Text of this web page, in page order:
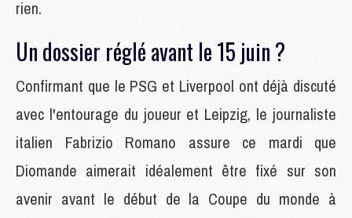
rien.
Un dossier réglé avant le 15 juin ?
Confirmant que le PSG et Liverpool ont déjà discuté
avec l'entourage du joueur et Leipzig, le journaliste
italien Fabrizio Romano assure ce mardi que
Diomande aimerait idéalement être fixé sur son
avenir avant le début de la Coupe du monde à